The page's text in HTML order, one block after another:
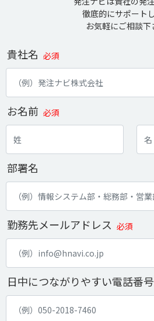
徹底的にサポートし
お気軽にご相談下
貴社名 必須
お名前 必須
部署名
勤務先メールアドレス 必須
日中につながりやすい電話番号